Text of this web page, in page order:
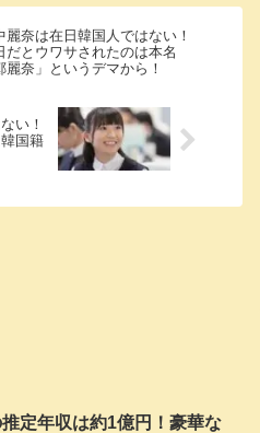
麗奈は在日韓国人ではない！
だとウワサされたのは本名
麗奈」というデマから！
い！
国籍
定年収は約1億円！豪華な